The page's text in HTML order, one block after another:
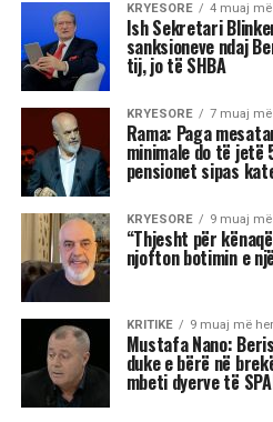
KRYESORE 4 muaj
Ish Sekretari
sanksioneve ndaj
tij, jo të SHBA
KRYESORE 7 muaj
Rama: Paga
minimale do të
pensionet sipas
KRYESORE 9 muaj
“Thjesht për
njofton botimin e
KRITIKE 9 muaj më
Mustafa Nano:
duke e bërë në
mbeti dyerve të